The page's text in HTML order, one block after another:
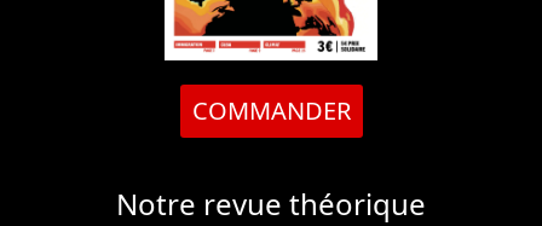
COMMANDER
Notre revue théorique